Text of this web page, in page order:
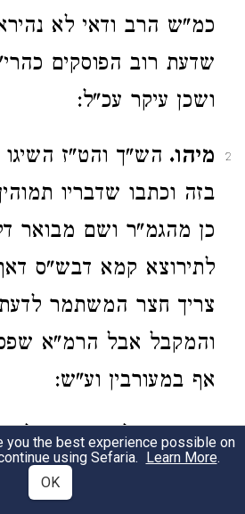
כמ"ש הרב ודאי לא
שדעת רוב הפוסקים
ושכן עיקר עכ"ל:
2 מיהו. הש"ך והט"ז
בזה וכתבו שדבריו
כן מהגמ"ר ושם מבואר
לתירוצא קמא דבש"ס
צריך חצר המשתמר
והמקבל אבל הרמ"א
אף במעורבין וע"ש:
3 מעורבין.לאו דוקא אלא
ולא נחלק ממנו לגמרי
you the best experience possible on
using Sefaria. Learn More.
OK